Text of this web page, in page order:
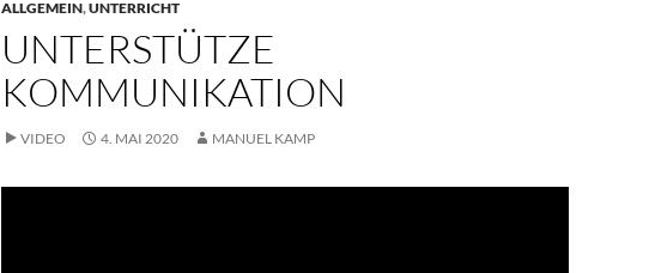
ALLGEMEIN,UNTERRICHT
UNTERSTÜTZE
KOMMUNIKATION
VIDEO 4. MAI 2020 MANUEL KAMP